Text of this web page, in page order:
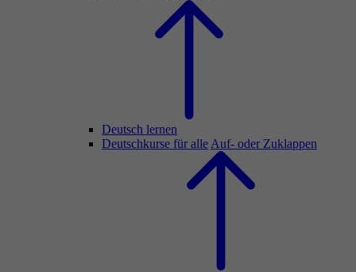
Deutsch lernen
Deutschkurse für alle Auf- oder Zuklappen